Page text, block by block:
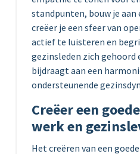
standpunten, bouw je aan
creëer je een sfeer van
actief te luisteren en
gezinsleden zich gehoord
bijdraagt aan een
ondersteunende
Creëer een
werk en
Het creëren van een